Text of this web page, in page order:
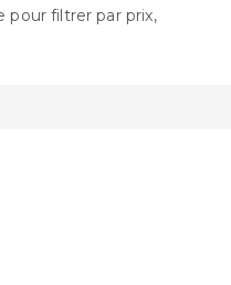
pour filtrer par prix,